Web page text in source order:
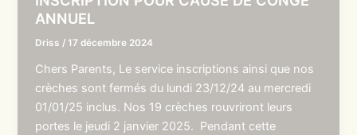
ANNUEL
Driss /17 décembre 2024
Chers Parents, Le service inscriptions ainsi que nos
crèches sont fermés du lundi 23/12/24 au mercredi
01/01/25 inclus. Nos 19 crèches rouvriront leurs
portes le jeudi 2 janvier 2025. Pendant cette